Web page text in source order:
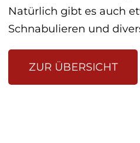
Natürlich gibt es auch
Schnabulieren und
ZUR ÜBERSICHT